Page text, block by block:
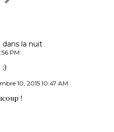
la nuit
PM
;)
10, 2015 10:47 AM
!